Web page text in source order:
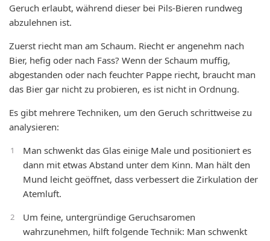
Geruch erlaubt, während dieser bei Pils-Bieren rundweg
abzulehnen ist.
Zuerst riecht man am Schaum. Riecht er angenehm nach
Bier, hefig oder nach Fass? Wenn der Schaum muffig,
abgestanden oder nach feuchter Pappe riecht, braucht man
das Bier gar nicht zu probieren, es ist nicht in Ordnung.
Es gibt mehrere Techniken, um den Geruch schrittweise zu
analysieren:
Man schwenkt das Glas einige Male und positioniert es
dann mit etwas Abstand unter dem Kinn. Man hält den
Mund leicht geöffnet, dass verbessert die Zirkulation der
Atemluft.
Um feine, untergründige Geruchsaromen
wahrzunehmen, hilft folgende Technik: Man schwenkt